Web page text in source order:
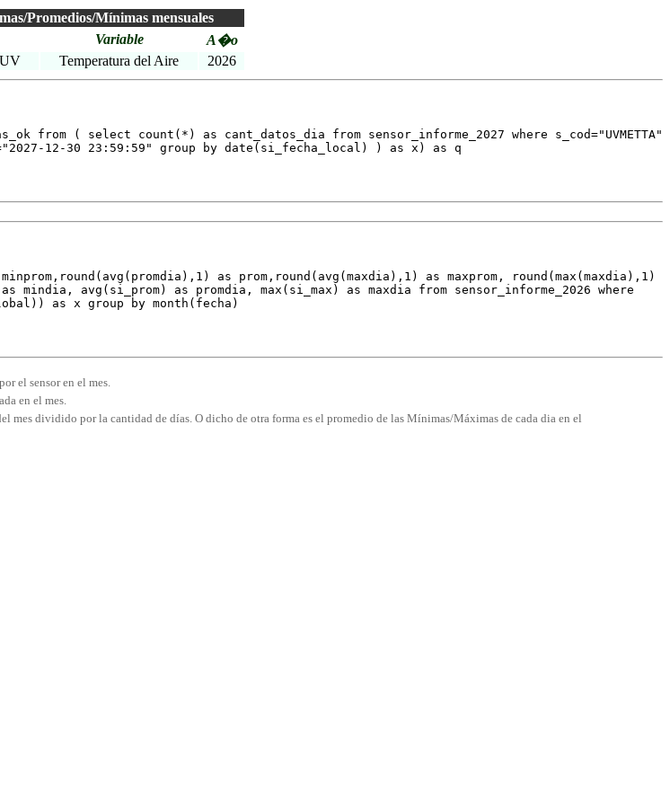
Promedios/Mínimas mensuales
Variable
A�o
Temperatura del Aire 2026
from ( select count(*) as cant_datos_dia from sensor_informe_2027 where s_cod="UVMETTA"
12-30 23:59:59" group by date(si_fecha_local) ) as x) as q
as prom,round(avg(maxdia),1) as maxprom, round(max(maxdia),1)
avg(si_prom) as promdia, max(si_max) as maxdia from sensor_informe_2026 where
as x group by month(fecha)
el sensor en el mes.
en el mes.
mes dividido por la cantidad de días. O dicho de otra forma es el promedio de las Mínimas/Máximas de cada dia en el